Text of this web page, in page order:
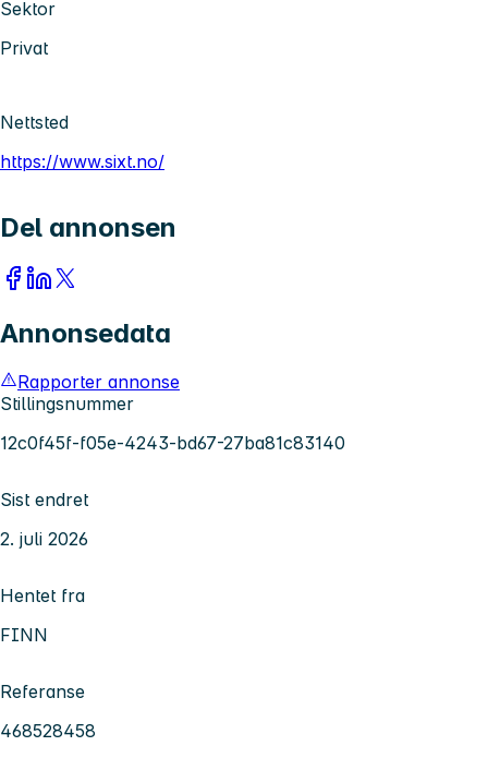
Sektor
Privat
Nettsted
https://www.sixt.no/
Del annonsen
Annonsedata
Rapporter annonse
Stillingsnummer
12c0f45f-f05e-4243-bd67-27ba81c83140
Sist endret
2. juli 2026
Hentet fra
FINN
Referanse
468528458